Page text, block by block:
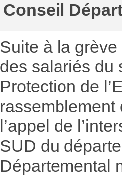
Conseil
Suite à la
des salariés du
Protection de
rassemblement
l’appel de
SUD du
Départemental